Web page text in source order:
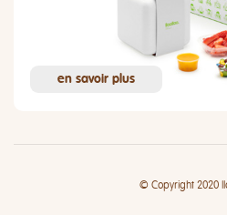
en savoir plus
© Copyright 2020